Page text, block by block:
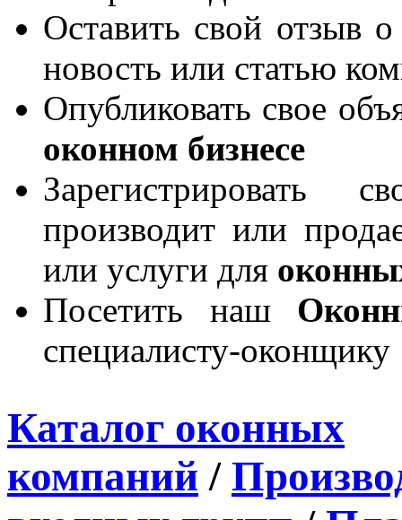
Оставить свой отзыв
новость или статью
Опубликовать свое
оконном бизнесе
производит или
или услуги для
Посетить наш
специалисту-оконщику
Каталог оконных
компаний /